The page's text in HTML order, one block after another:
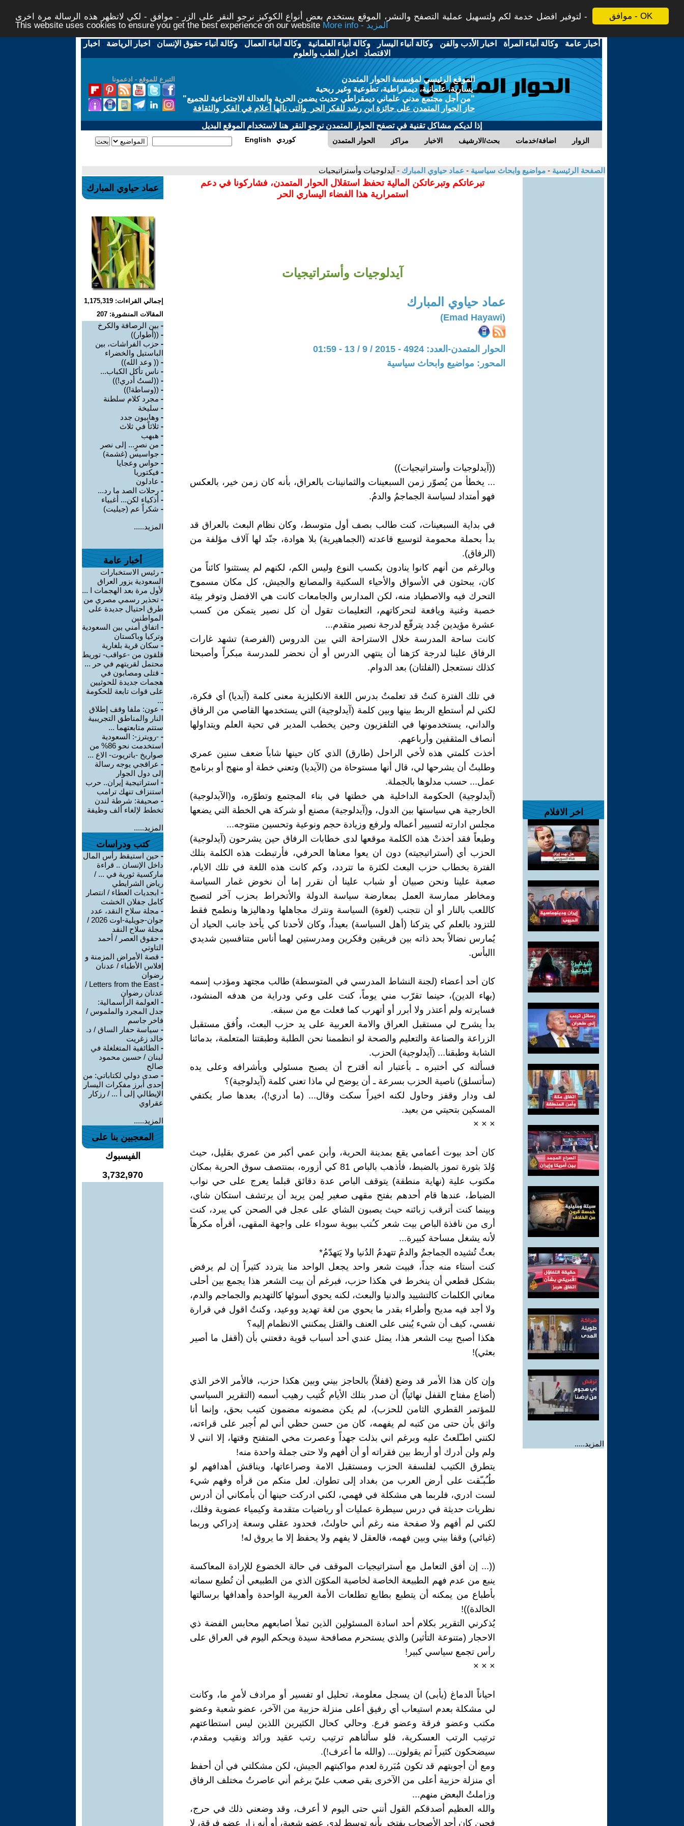
موافق - OK
لتوفير افضل خدمة لكم ولتسهيل عملية التصفح والنشر، الموقع يستخدم بعض أنواع الكوكيز نرجو النقر على الزر - موافق - لكي لاتظهر هذه الرسالة مرة اخرى -
This website uses cookies to ensure you get the best experience on our website
More info - المزيد
أخبار عامة -وكالة أنباء المرأة - اخبار الأدب والفن -وكالة أنباء اليسار -وكالة أنباء العلمانية -وكالة أنباء العمال -وكالة أنباء حقوق الإنسان - اخبار الرياضة - اخبار
الاقتصاد - اخبار الطب والعلوم
التبرع للموقع - ادعمونا
الموقع الرئيسي لمؤسسة الحوار المتمدن
يسارية، علمانية، ديمقراطية، تطوعية وغير ربحية
"من أجل مجتمع مدني علماني ديمقراطي حديث يضمن الحرية والعدالة الاجتماعية للجميع"
حاز الحوار المتمدن على جائزة ابن رشد للفكر الحر والتى نالها أعلام في الفكر والثقافة
إذا لديكم مشاكل تقنية في تصفح الحوار المتمدن نرجو النقر هنا لاستخدام الموقع البديل
الحوار المتمدن مراكز الاخبار بحث/الارشيف اضافة/خدمات الزوار English كوردي
الصفحة الرئيسية - مواضيع وابحاث سياسية - عماد حياوي المبارك - آيدلوجيات وأستراتيجيات
اخر الافلام
المزيد.....
تبرعاتكم وتبرعاتكن المالية تحفظ استقلال الحوار المتمدن، فشاركونا في دعم
استمرارية هذا الفضاء اليساري الحر
آيدلوجيات وأستراتيجيات
عماد حياوي المبارك
(Emad Hayawi)
الحوار المتمدن-العدد: 4924 - 2015 / 9 / 13 - 01:59
المحور: مواضيع وابحاث سياسية
((آيدلوجيات وأستراتيجيات))
... يخطأ من يُصوّر زمن السبعينات والثمانينات بالعراق، بأنه كان زمن خير، بالعكس
فهو أمتداد لسياسة الجماجمُ والدمُ.
في بداية السبعينات، كنت طالب بصف أول متوسط، وكان نظام البعث بالعراق قد
بدأ بحملة محمومة لتوسيع قاعدته (الجماهيرية) بلا هوادة، جنّد لها آلاف مؤلفة من
(الرفاق).
وبالرغم من أنهم كانوا ينادون بكسب النوع وليس الكم، لكنهم لم يستثنوا كائناً من
كان، يبحثون في الأسواق والأحياء السكنية والمصانع والجيش، كل مكان مسموح
التحرك فيه والاصطياد منه، لكن المدارس والجامعات كانت هي الافضل وتوفر بيئة
خصبة وغنية ويافعة لتحركاتهم، التعليمات تقول أن كل نصير يتمكن من كسب
عشرة مؤيدين جُدد يترفّع لدرجة نصير متقدم...
كانت ساحة المدرسة خلال الاستراحة التي بين الدروس (الفرصة) تشهد غارات
الرفاق علينا لدرجة كرَهنا أن ينتهي الدرس أو أن نحضر للمدرسة مبكراً وأصبحنا
كذلك نستعجل (الفلتان) بعد الدوام.
في تلك الفترة كنتُ قد تعلمتُ بدرس اللغة الانكليزية معنى كلمة (آيديا) أي فكرة،
لكني لم أستطع الربط بينها وبين كلمة (آيدلوجية) التي يستخدمها القاصي من الرفاق
والداني، يستخدمونها في التلفزيون وحين يخطب المدير في تحية العلم ويتداولها
أنصاف المثقفين وأرباعهم.
أخذت كلمتي هذه لأخي الراحل (طارق) الذي كان حينها شاباً ضعف سنين عمري
وطلبتُ أن يشرحها لي، قال أنها مستوحاة من (الآيديا) وتعني خطة أو منهج أو برنامج
عمل... حسب مدلوها بالجملة.
(آيدلوجية) الحكومة الداخلية هي خطتها في بناء المجتمع وتطوّره، و(الآيدلوجية)
الخارجية هي سياستها بين الدول، و(آيدلوجية) مصنع أو شركة هي الخطة التي يضعها
مجلس ادارته لتسيير أعماله ولرفع وزيادة حجم ونوعية وتحسين منتوجه...
وطبعاً فقد أخذتْ هذه الكلمة موقعها لدى خطابات الرفاق حين يشرحون (آيدلوجية)
الحزب أي (أستراتيجيته) دون ان يعوا معناها الحرفي، فأرتبطت هذه الكلمة بتلك
الفترة بخطاب حزب البعث لكثرة ما تتردد، وكم كانت هذه اللغة في تلك الايام،
صعبة علينا ونحن صبيان أو شباب علينا أن نقرر إما أن نخوض غمار السياسة
ومخاطر ممارسة العمل بمعارضة سياسة الدولة والأتخراط بحزب آخر لتصبح
كاللعب بالنار أو أن نتجنب (لغوة) السياسة ونترك مجاهلها ودهاليزها ونطمح فقط
للتزود بالعلم كي يتركنا (أهل السياسة) بعيداً، وكان لأحدنا كي يأخذ جانب الحياد أن
يُمارس نضالاً بحد ذاته بين فريقين وفكرين ومدرستين لهما أناس متنافسين شديدي
االبأس.
كان أحد أعضاء (لجنة النشاط المدرسي في المتوسطة) طالب مجتهد ومؤدب إسمه
(بهاء الدين)، حينما تقرّب مني يوماً، كنت على وعي ودراية من هدفه المنشود،
فسايرته ولم أعتذر ولا أبرر أو أتهرب كما فعلت مع من سبقه.
بدأ يشرح لي مستقبل العراق والامة العربية على يد حزب البعث، واُفق مستقبل
الزراعة والصناعة والتعليم والصحة لو انظممنا نحن الطلبة وطبقتنا المتعلمة، بدمائنا
الشابة وطبقنا... (آيدلوجية) الحزب.
فسألته كي أختبره ـ بأعتبار أنه أقترح أن يصبح مسئولي وبأشرافه وعلى يده
(سأتسلق) ناصية الحزب بسرعة ـ أن يوضح لي ماذا تعني كلمة (آيدلوجية)؟
لف ودار وقفز وحاول لكنه اخيراً سكت وقال... (ما أدري!)، بعدها صار يكتفي
المسكين بتحيتي من بعيد.
× × ×
كان أحد بيوت أعمامي يقع بمدينة الحرية، وأبن عمي أكبر من عمري بقليل، حيث
وُلدَ بثورة تموز بالضبط، فأذهب بالباص 81 كي أزوره، بمنتصف سوق الحرية بمكان
مكتوب علية (نهاية منطقة) يتوقف الباص عدة دقائق قبلما يعرج على حي نواب
الضباط، عندها قام أحدهم بفتح مقهى صغير لِمن يريد أن يرتشف استكان شاي،
وبينما كنت أترقب زبائنه حيث يصبون الشاي على عجل في الصحن كي يبرد، كنت
أرى من نافذة الباص بيت شعر كـُتب ببوية سوداء على واجهة المقهى، أقرأه مكرهاً
لأنه يشغل مساحة كبيرة...
بعثٌ تُشيده الجماجمُ والدمُ تتهدمُ الدُنيا ولا يَتهدّمُ*
كنت أستاء منه جداً، فبيت شعر واحد يجعل الواحد منا يتردد كثيراً إن لم يرفض
بشكل قطعي أن ينخرط في هكذا حزب، فبرغم أن بيت الشعر هذا يجمع بين أحلى
معاني الكلمات كالتشييد والدنيا والبعث، لكنه يحوي أسوئها كالتهديم والجماجم والدم،
ولا أجد فيه مديح وأطراء بقدر ما يحوي من لغة تهديد ووعيد، وكنتُ اقول في قرارة
نفسي، كيف أن شيء يُبنى على العنف والقتل يمكنني الانظمام إليه؟
هكذا أصبح بيت الشعر هذا، يمثل عندي أحد أسباب قوية دفعتني بأن (أقفل ما أصير
بعثي)!
وإن كان هذا الأمر قد وضع (قفلاً) بالحاجز بيني وبين هكذا حزب، فالأمر الاخر الذي
(أضاع مفتاح القفل نهائياً) أن صدر بتلك الأيام كُتيب رهيب أسمه (التقرير السياسي
للمؤتمر القطري الثامن للحزب)، لم يكن مضمونه مضمون كتيب بحق، وإنما أنا
واثق بأن حتى من كتبه لم يفهمه، كان من حسن حظي أني لم اُجبر على قراءته،
لكنني اطـّلعتُ عليه وبرغم اني بذلت جهداً وعصرت مخي المتفتح وقتها، إلا انني لا
ولم ولن أدرك أو أربط بين فقراته أو أن أفهم ولا حتى جملة واحدة منه!
يتطرق الكتيب لفلسفة الحزب ومستقبل الامة وصراعاتها، ويناقش أهدافهم لو
طُـُبـّقت على أرض العرب من بغداد إلى تطوان. لعل منكم من قرأه وفهم شيء
لست ادري، فلربما هي مشكلة في فهمي، لكني ادركت حينها أن بأمكاني أن أدرس
نظريات حديثة في درس سيطرة عمليات أو رياضيات متقدمة وكيمياء عضوية وفلك،
لكني لم أفهم ولا صفحة منه رغم أني حاولتُ، فحدود عقلي وسعة إدراكي وربما
(غبائي) وقفا بيني وبين فهمه، فالعقل لا يفهم ولا يحفظ إلا ما يروق له!
((... إن أفق التعامل مع أستراتيجيات الموقف في حالة الخضوع للإرادة المعاكسة
ينبع من عدم فهم الطبيعة الخاصة لخاصية المكوّن الذي من الطبيعي أن تُطبع سماته
بأطباع من يمكنه أن يتطبع بطابع تطلعات الأمة العربية الواحدة وأهدافها برسالتها
الخالدة))!
يُذكرني التقرير بكلام أحد اسادة المسئولين الذين تملأ اصابعهم محابس الفضة ذي
الاحجار (متنوعة التأثير) والذي يستحرم مصافحة سيدة ويحكم اليوم في العراق على
رأس تجمع سياسي كبير!
× × ×
احياناً الدماغ (يأبى) ان يسجل معلومة، تحليل او تفسير أو مرادف لأمرٍ ما، وكانت
لي مشكلة بعدم استيعاب أي رفيق أعلى منزلة حزبية من الآخر، عضو شعبة وعضو
مكتب وعضو فرقة وعضو فرع. وحالي كحال الكثيرين اللذين ليس استطاعتهم
ترتيب الرتب العسكرية، فلو سألناهم ترتيب رتب عقيد ورائد ونقيب ومقدم،
سيضحكون كثيراً ثم يقولون... (والله ما أعرف!).
ومع أن أجوبتهم قد تكون مُبَررة لعدم مواكبتهم الجيش، لكن مشكلتي في أن أحفظ
أي منزلة حزبية أعلى من الآخرى بقي صعب عليّ برغم أني عاصرتُ مختلف الرفاق
وزاملتُ البعض منهم...
والله العظيم أصدقكم القول أنني حتى اليوم لا أعرف، وقد وضعني ذلك في حرج،
فحين كان أحد الأصحاب يفتخر بأنه توسط لدى عضو شعبة، أو أنه زار عضو فرقة، لا
عماد حياوي المبارك
إجمالي القراءات: 1,175,319
المقالات المنشورة: 207
- بين الرصافة والكرخ
- ((أطوار))
- حزب الفراشات، بين
الباستيل والخضراء
- (( وعد الله))
- ناس تأكل الكباب...
- ((لستُ أدري!))
- ((وساطة!))
- مجرد كلام سلطنة
- سليخة
- وهابيون جدد
- ثلاثاً في ثلاث
- هبهب
- من نصرٍ... إلى نصر
- جواسيس (غشمة)
- حواس وعجايا
- فيكتوريا
- عادلون
- رحلات الصد ما رد...
- أذكياء لكن... أغبياء
- شكراً عم (جيليت)
المزيد.....
أخبار عامة
- رئيس الاستخبارات
السعودية يزور العراق
لأول مرة بعد الهجمات ا ...
- تحذير رسمي مصري من
طرق احتيال جديدة على
المواطنين
- اتفاق أمني بين السعودية
وتركيا وباكستان
- سكان قرية بلغارية
قلقون من -عواقب- توريط
محتمل لقريتهم في حر ...
- قتلى ومصابون في
هجمات جديدة للحوثيين
على قوات تابعة للحكومة
...
- عون: ملفا وقف إطلاق
النار والمناطق التجريبية
ستتم متابعتهما ...
- -رويترز-: السعودية
استخدمت نحو 86% من
صواريخ -باتريوت- الاع ...
- عراقجي يوجه رسالة
إلى دول الجوار
- استراتيجية إيران.. حرب
استنزاف تنهك ترامب
- صحيفة: شرطة لندن
تخطط لإلغاء ألف وظيفة
المزيد.....
كتب ودراسات
- حين استيقظ رأس المال
داخل الإنسان .. قراءة
ماركسية ثورية في ... /
رياض الشرايطي
- ابجديات العطاء / انتصار
كامل جفلان الخشت
- مجلة سلاح النقد، عدد
جوان-جويلية-اوت 2026 /
مجلة سلاح النقد
- حقوق العصر / أحمد
التاوتي
- قصة الأمراض المزمنة و
إفلاس الأطباء / عدنان
رضوان
-
Letters from the East /
عدنان رضوان
- العولمة الرأسمالية:
جدل المجرد والملموس /
فاخر جاسم
- سياسة حفار الساق / د.
خالد زغريت
- الطائفية المتغلغلة في
لبنان / حسين محمود
صالح
- صدى دولي لكتاباتي: من
إحدى أبرز مفكرات اليسار
الإيطالي إلى أ ... / رزكار
عقراوي
المزيد.....
المعجبين بنا على
الفيسبوك
3,732,970